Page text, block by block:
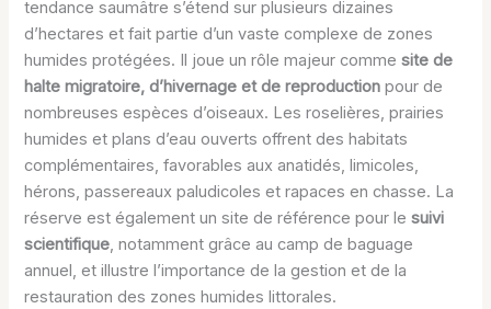
tendance saumâtre s’étend sur plusieurs dizaines
d’hectares et fait partie d’un vaste complexe de zones
humides protégées. Il joue un rôle majeur commesite de
halte migratoire, d’hivernage et de reproduction pour de
nombreuses espèces d’oiseaux. Les roselières, prairies
humides et plans d’eau ouverts offrent des habitats
complémentaires, favorables aux anatidés, limicoles,
hérons, passereaux paludicoles et rapaces en chasse. La
réserve est également un site de référence pour lesuivi
scientifique, notamment grâce au camp de baguage
annuel, et illustre l’importance de la gestion et de la
restauration des zones humides littorales.